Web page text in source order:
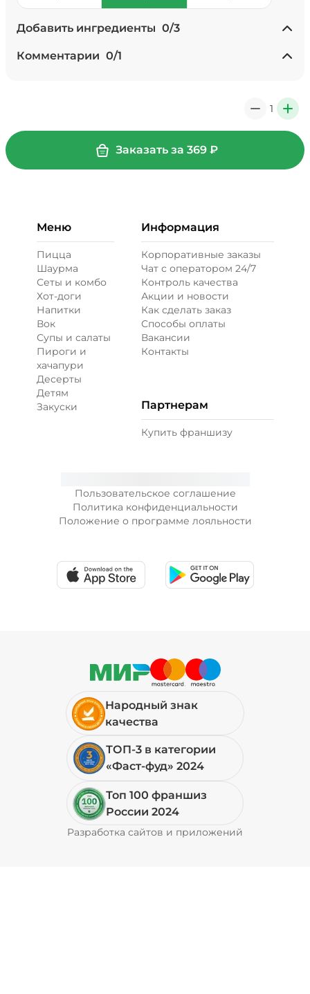
Добавить ингредиенты 0/3
+ Ананасы консервированные
(20 г)
+ Картофель фри (20 г)/ 30
+ Кетчуп (10 г)/10 г
19 ₽
+ Лук карамелизированный (10
29 ₽
+ Лук красный (10 г)/10 г
+ Морковь по-корейски (10 г)/
+ Огурцы маринованные (10 г)/10
+ Огурцы свежие (10 г) /10
+ Перец халапеньо (15 г)
Комментарии 0/1
1 +
Заказать за 369₽
Пользовательское соглашение
Политика конфиденциальности
Положение о программе лояльности
Меню
Пицца
Шаурма
Сеты и комбо
Хот-доги
Напитки
Вок
Супы и салаты
Пироги и
хачапури
Десерты
Детям
Закуски
Информация
Корпоративные заказы
Чат с оператором 24/7
Контроль качества
Акции и новости
Как сделать заказ
Способы оплаты
Вакансии
Контакты
Партнерам
Купить франшизу
Народный знак
качества
ТОП-3 в категории
«Фаст-фуд» 2024
Топ 100 франшиз
России 2024
Разработка сайтов и приложений
Pyrobyte